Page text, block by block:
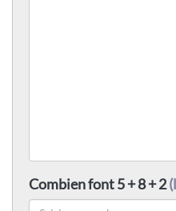
Combien font 5 + 8 + 2